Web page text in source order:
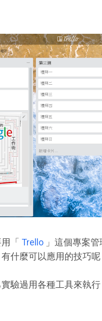
「 Trello 」這個專案
什麼可以應用的技巧呢
驗過用各種工具來執行